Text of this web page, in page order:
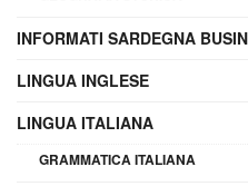
INFORMATI SARDEGNA
LINGUA INGLESE
LINGUA ITALIANA
GRAMMATICA ITALIANA